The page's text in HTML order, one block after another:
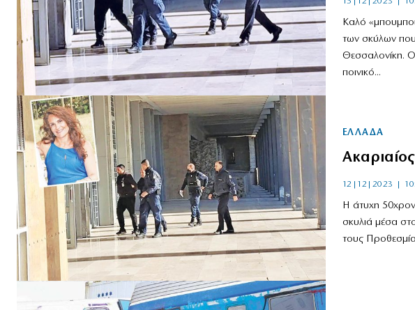
Καλό
των σκύλων
Θεσσαλονίκη. Ο
ποινικό...
ΕΛΛΑΔΑ
12|12|2023 |
Η άτυχη
σκυλιά μέσα
τους